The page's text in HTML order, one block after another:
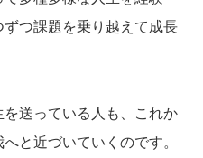
つ課題を乗り越えて成長
送っている人も、これか
と近づいていくのです。